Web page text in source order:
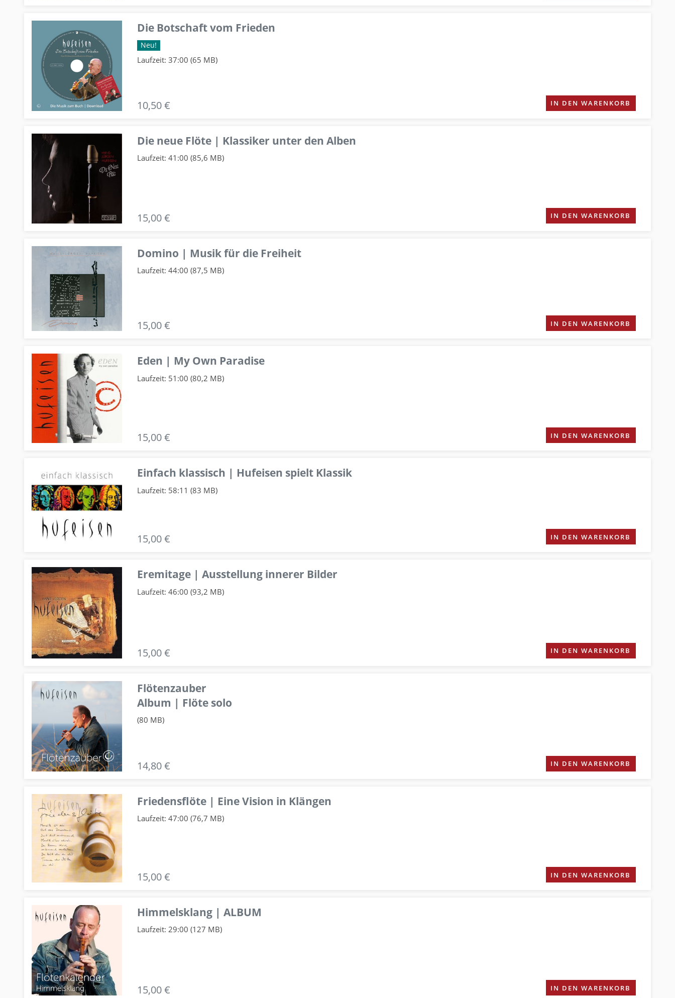
Die Botschaft vom Frieden
Neu!
Laufzeit: 37:00 (65 MB)
10,50 € IN DEN WARENKORB
Die neue Flöte | Klassiker unter den Alben
Laufzeit: 41:00 (85,6 MB)
15,00 € IN DEN WARENKORB
Domino | Musik für die Freiheit
Laufzeit: 44:00 (87,5 MB)
15,00 € IN DEN WARENKORB
Eden | My Own Paradise
Laufzeit: 51:00 (80,2 MB)
15,00 € IN DEN WARENKORB
Einfach klassisch | Hufeisen spielt Klassik
Laufzeit: 58:11 (83 MB)
15,00 € IN DEN WARENKORB
Eremitage | Ausstellung innerer Bilder
Laufzeit: 46:00 (93,2 MB)
15,00 € IN DEN WARENKORB
Flötenzauber
Album | Flöte solo
(80 MB)
14,80 € IN DEN WARENKORB
Friedensflöte | Eine Vision in Klängen
Laufzeit: 47:00 (76,7 MB)
15,00 € IN DEN WARENKORB
Himmelsklang | ALBUM
Laufzeit: 29:00 (127 MB)
15,00 € IN DEN WARENKORB